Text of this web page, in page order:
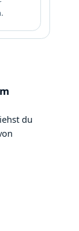
und
du